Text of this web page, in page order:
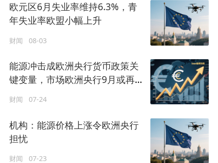
欧元区6月失业率维持6.3%，青
年失业率欧盟小幅上升
财闻 08-03
能源冲击成欧洲央行货币政策关
键变量，市场欧洲央行9月或再次
加息
财闻 07-24
机构：能源价格上涨令欧洲央行
担忧
财闻 07-23